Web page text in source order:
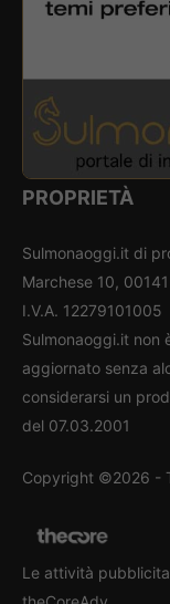
PROPRIETÀ
Sulmonaoggi.it di
Marchese 10,
I.V.A. 12279101005
Sulmonaoggi.it non
aggiornato senza
considerarsi un
del 07.03.2001
Copyright ©2026 -
Le attività